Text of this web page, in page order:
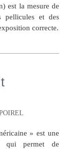
est la mesure de
pellicules et des
correcte.
» est une
qui permet de